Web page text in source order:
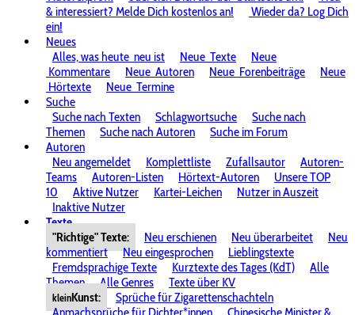
& interessiert? Melde Dich kostenlos an!
Wieder da? Log Dich
ein!
Neues
Alles, was heute neu ist Neue Texte
Neue
Kommentare
Neue Autoren Neue Forenbeiträge
Neue
Hörtexte
Neue Termine
Suche
Suche nach Texten
Schlagwortsuche
Suche nach
Themen
Suche nach Autoren
Suche im Forum
Autoren
Neu angemeldet
Komplettliste Zufallsautor
Autoren-
Teams
Autoren-Listen Hörtext-Autoren
Unsere TOP
10
Aktive Nutzer Kartei-Leichen
Nutzer in Auszeit
Inaktive Nutzer
Texte
"Richtige" Texte:
Neu erschienen Neu überarbeitet
Neu
kommentiert
Neu eingesprochen
Lieblingstexte
Fremdsprachige Texte
Kurztexte des Tages (KdT)
Alle
Themen
Alle Genres Texte über KV
kleinKunst:
Sprüche für Zigarettenschachteln